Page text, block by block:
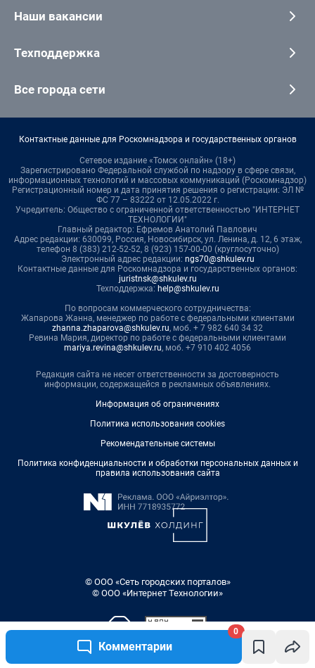
Комментарии
0
Наши вакансии
Техподдержка
Все города сети
Контактные данные для Роскомнадзора и государственных органов
Сетевое издание «Томск онлайн» (18+)
Зарегистрировано Федеральной службой по надзору в сфере связи,
информационных технологий и массовых коммуникаций (Роскомнадзор)
Регистрационный номер и дата принятия решения о регистрации: ЭЛ №
ФС 77 – 83222 от 12.05.2022 г.
Учредитель: Общество с ограниченной ответственностью "ИНТЕРНЕТ
ТЕХНОЛОГИИ"
Главный редактор: Ефремов Анатолий Павлович
Адрес редакции: 630099, Россия, Новосибирск, ул. Ленина, д. 12, 6 этаж,
телефон 8 (383) 212-52-52, 8 (923) 157-00-00 (круглосуточно)
Электронный адрес редакции: ngs70@shkulev.ru
Контактные данные для Роскомнадзора и государственных органов:
juristnsk@shkulev.ru
Техподдержка: help@shkulev.ru
По вопросам коммерческого сотрудничества:
Жапарова Жанна, менеджер по работе с федеральными клиентами
zhanna.zhaparova@shkulev.ru, моб. + 7 982 640 34 32
Ревина Мария, директор по работе с федеральными клиентами
mariya.revina@shkulev.ru, моб. +7 910 402 4056
Редакция сайта не несет ответственности за достоверность
информации, содержащейся в рекламных объявлениях.
Информация об ограничениях
Политика использования cookies
Рекомендательные системы
Политика конфиденциальности и обработки персональных данных и
правила использования сайта
© ООО «Сеть городских порталов»
© ООО «Интернет Технологии»